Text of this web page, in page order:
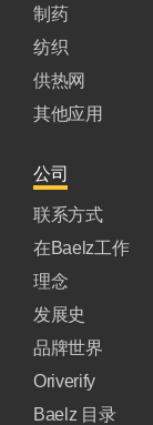
制药
纺织
供热网
其他应用
公司
联系方式
在Baelz工作
理念
发展史
品牌世界
Oriverify
Baelz 目录